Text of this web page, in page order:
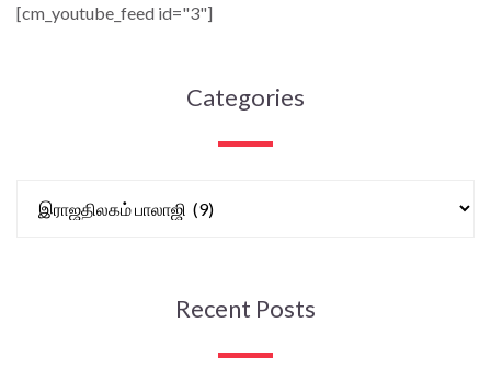
[cm_youtube_feed id="3"]
Categories
Recent Posts